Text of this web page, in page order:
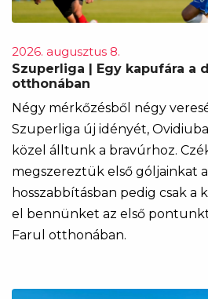
2026. augusztus 8.
Szuperliga | Egy kapufára a
otthonában
Négy mérkőzésből négy
Szuperliga új idényét,
közel álltunk a bravúrhoz.
megszereztük első góljainkat
hosszabbításban pedig csak a
el bennünket az első
Farul otthonában.